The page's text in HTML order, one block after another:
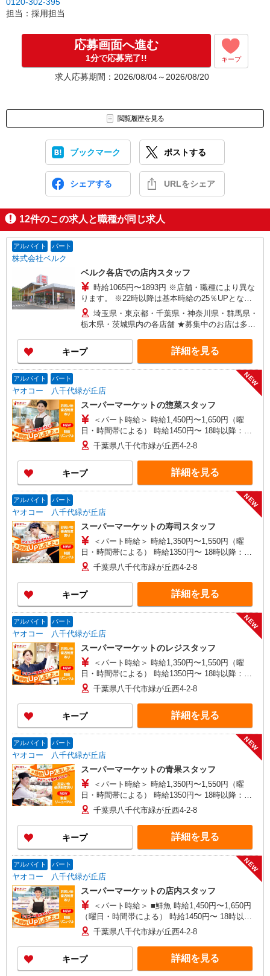
ございます。
がございます。予めご了承ください。
担当：採用担当
応募画面へ進む
1分で応募完了!! キープ
求人応募期間：2026/08/04～2026/08/20
閲覧履歴を見る
ブックマーク ポストする
シェアする URLをシェア
12件のこの求人と職種が同じ求人
アルバイト パート
株式会社ベルク
ベルク各店での店内スタッフ
時給1065円〜1893円 ※店舗・職種により異な
ります。 ※22時以降は基本時給の25％UPとなり
ます。 ＜パートのみ＞ ★朝9時までは基本時給＋
100円、17時以降は基本時給＋150円となります。
★日・祝日は全時間帯で時給＋100円となります。
★店舗により鮮魚手当・レジ手当があります。
埼玉県・東京都・千葉県・神奈川県・群馬県・
栃木県・茨城県内の各店舗 ★募集中のお店は多数
もございます。 ＜埼玉県＞ さいたま市、川口市、
戸田市、新座市、 八潮市、越谷市、所沢市、富士
見市、三芳町、ふじみ野市、狭山市、川越市、入
間市、飯能市、春日部市、 蓮田市、幸手市、久喜
市、上尾市、北本市、坂戸市、鶴ヶ島市、毛呂山
町、東松山市、鴻巣市、行田市、 羽生市、加須
市、熊谷市、深谷市、本庄市、上里町、秩父市、
三郷市、寄居町、和光市、白岡市 ＜東京都＞ 江戸
川区、足立区、町田市、八王子市、青梅市、東大
和市、葛飾区、練馬区 ＜神奈川県＞ 横浜市鶴見
市、流山市、野田市、柏市、八千代市、習志野
市、千葉市中央区、鎌ケ谷市、印西市、佐倉市、
白井市、船橋市、我孫子市、浦安市、富里市 ＜群
馬県＞ 高崎市、前橋市、藤岡市、伊勢崎市、太田
市、大泉町、館林市、渋川市、中之条町 ＜茨城県
＞古河市 ＜栃木県＞佐野市、小山市
キープ 詳細を見る
アルバイト パート
ヤオコー 八千代緑が丘店
NEW
スーパーマーケットの惣菜スタッフ
＜パート時給＞ 時給1,450円〜1,650円（曜
日・時間帯による） 時給1450円〜 18時以降：時
給1550円〜 ★土曜＋100円 ★日・祝＋100円 ※ア
ルバイトさんの時給や募集内容はお問い合わせく
ださい
千葉県八千代市緑が丘西4-2-8
キープ 詳細を見る
アルバイト パート
ヤオコー 八千代緑が丘店
NEW
スーパーマーケットの寿司スタッフ
＜パート時給＞ 時給1,350円〜1,550円（曜
日・時間帯による） 時給1350円〜 18時以降：時
給1450円〜 ★土曜＋100円 ★日・祝＋100円 ※ア
ルバイトさんの時給や募集内容はお問い合わせく
ださい
千葉県八千代市緑が丘西4-2-8
キープ 詳細を見る
アルバイト パート
ヤオコー 八千代緑が丘店
NEW
スーパーマーケットのレジスタッフ
＜パート時給＞ 時給1,350円〜1,550円（曜
日・時間帯による） 時給1350円〜 18時以降：時
給1450円〜 ★土曜＋100円 ★日・祝＋100円 ※ア
ルバイトさんの時給や募集内容はお問い合わせく
ださい
千葉県八千代市緑が丘西4-2-8
キープ 詳細を見る
アルバイト パート
ヤオコー 八千代緑が丘店
NEW
スーパーマーケットの青果スタッフ
＜パート時給＞ 時給1,350円〜1,550円（曜
日・時間帯による） 時給1350円〜 18時以降：時
給1450円〜 ★土曜＋100円 ★日・祝＋100円 ※ア
ルバイトさんの時給や募集内容はお問い合わせく
ださい
千葉県八千代市緑が丘西4-2-8
キープ 詳細を見る
アルバイト パート
ヤオコー 八千代緑が丘店
NEW
スーパーマーケットの店内スタッフ
＜パート時給＞ ■鮮魚 時給1,450円〜1,650円
（曜日・時間帯による） 時給1450円〜 18時以
降：時給1550円〜 ★土曜＋100円 ★日・祝＋100
円 ■惣菜 時給1,450円〜1,650円（曜日・時間帯に
よる） 時給1450円〜 18時以降：時給1550円〜 ★
土曜＋100円 ★日・祝＋100円 ■鮮魚・惣菜以外
時給1,350円〜1,550円（曜日・時間帯による） 時
千葉県八千代市緑が丘西4-2-8
キープ 詳細を見る